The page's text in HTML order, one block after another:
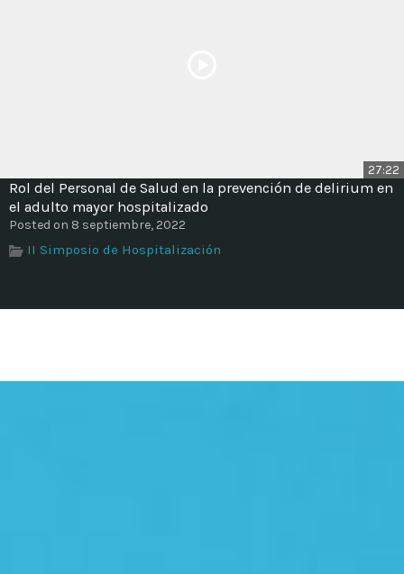
27:22
Rol del Personal de Salud en la prevención de delirium en
el adulto mayor hospitalizado
Posted on 8 septiembre, 2022
II Simposio de Hospitalización